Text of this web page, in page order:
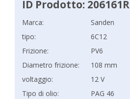
ID Prodotto: 206161R
Marca:
Sanden
tipo:
6C12
Frizione:
PV6
Diametro frizione:
108 mm
voltaggio:
12 V
Tipo di olio:
PAG 46